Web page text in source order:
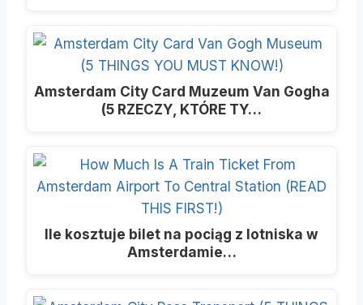
Amsterdam City Card Muzeum Van Gogha
(5 RZECZY, KTÓRE TY…
Ile kosztuje bilet na pociąg z lotniska w
Amsterdamie…